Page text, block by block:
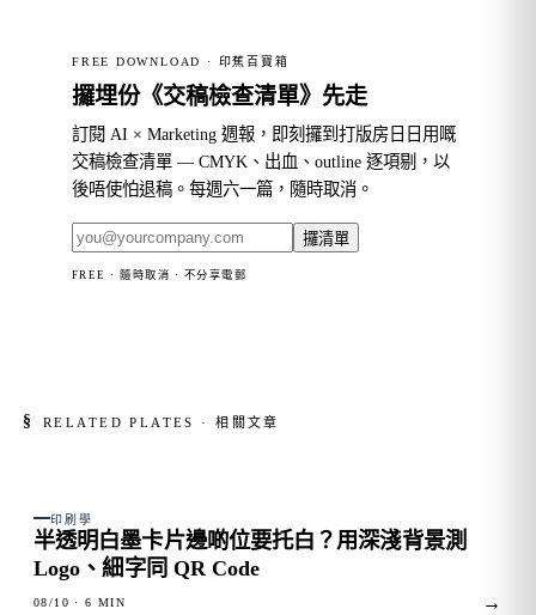
FREE DOWNLOAD · 印蕉百寶箱
攞埋份《交稿檢查清單》先走
訂閱 AI × Marketing 週報，即刻攞到打版房日日用嘅
交稿檢查清單 — CMYK、出血、outline 逐項剔，以
後唔使怕退稿。每週六一篇，隨時取消。
攞清單
FREE · 隨時取消 · 不分享電郵
§ RELATED PLATES · 相關文章
FIG. 01
印刷學
半透明白墨卡片邊啲位要托白？用深淺背景測
Logo、細字同 QR Code
08/10 · 6 MIN →